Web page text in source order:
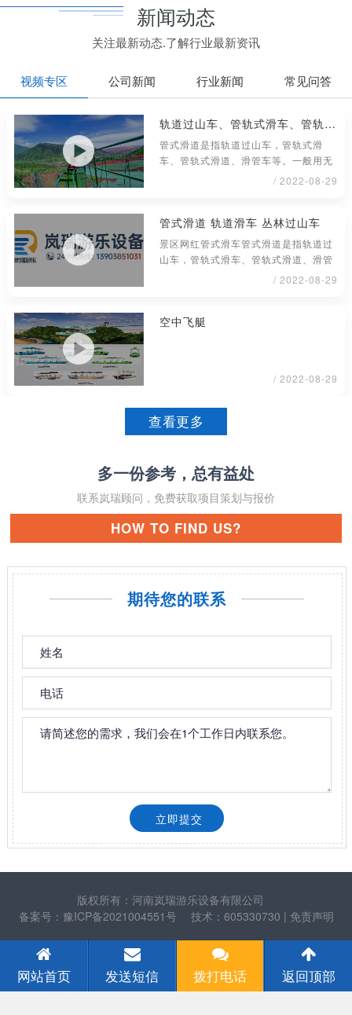
新闻动态
关注最新动态.了解行业最新资讯
视频专区 公司新闻 行业新闻 常见问答
轨道过山车、管轨式滑车、管轨式滑道、滑管车
管式滑道是指轨道过山车，管轨式滑
车、管轨式滑道、滑管车等。一般用无
缝钢管材料制成，铺设或架在地面上具
/ 2022-08-29
管式滑道 轨道滑车 丛林过山车
景区网红管式滑车管式滑道是指轨道过
山车，管轨式滑车、管轨式滑道、滑管
车等。一般用无缝钢管材料制成，铺
/ 2022-08-29
空中飞艇
/ 2022-08-29
查看更多
多一份参考，总有益处
联系岚瑞顾问，免费获取项目策划与报价
HOW TO FIND US?
期待您的联系
版权所有：河南岚瑞游乐设备有限公司
备案号：豫ICP备2021004551号
技术：605330730 | 免责声明
网站首页 发送短信 拨打电话 返回顶部